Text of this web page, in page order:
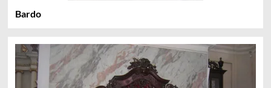
Bardo